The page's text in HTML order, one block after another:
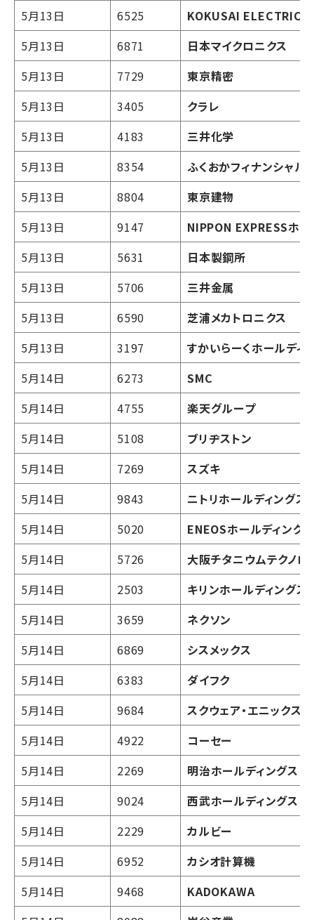
5月13日
6525
KOKUSAI ELECTRIC
5月13日
6871
日本マイクロニクス
5月13日
7729
東京精密
5月13日
3405
クラレ
5月13日
4183
三井化学
5月13日
8354
ふくおかフィナンシャル
5月13日
8804
東京建物
5月13日
9147
NIPPON EXPRESSホー
5月13日
5631
日本製鋼所
5月13日
5706
三井金属
5月13日
6590
芝浦メカトロニクス
5月13日
3197
すかいらーくホールディ
5月14日
6273
SMC
5月14日
4755
楽天グループ
5月14日
5108
ブリヂストン
5月14日
7269
スズキ
5月14日
9843
ニトリホールディングス
5月14日
5020
ENEOSホールディング
5月14日
5726
大阪チタニウムテクノロ
5月14日
2503
キリンホールディングス
5月14日
3659
ネクソン
5月14日
6869
シスメックス
5月14日
6383
ダイフク
5月14日
9684
スクウェア・エニックス
5月14日
4922
コーセー
5月14日
2269
明治ホールディングス
5月14日
9024
西武ホールディングス
5月14日
2229
カルビー
5月14日
6952
カシオ計算機
5月14日
9468
KADOKAWA